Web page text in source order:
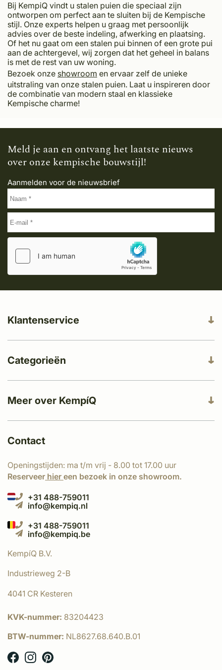
Bij KempiQ vindt u stalen puien die speciaal zijn
ontworpen om perfect aan te sluiten bij de Kempische
stijl. Onze experts helpen u graag met persoonlijk
advies over de beste indeling, afwerking en plaatsing.
Of het nu gaat om een stalen pui binnen of een grote pui
aan de achtergevel, wij zorgen dat het geheel in balans
is met de rest van uw woning.
Bezoek onze showroom en ervaar zelf de unieke
uitstraling van onze stalen puien. Laat u inspireren door
de combinatie van modern staal en klassieke
Kempische charme!
Meld je aan en ontvang het laatste nieuws
over onze kempische bouwstijl!
Aanmelden voor de nieuwsbrief
Meer over KempíQ
Klantenservice
Categorieën
Contact
Openingstijden: ma t/m vrij - 8.00 tot 17.00 uur
Reserveer hier een bezoek in onze showroom.
+31 488-759011
info@kempiq.nl
+31 488-759011
info@kempiq.be
KempíQ B.V.
Industrieweg 2-B
4041 CR Kesteren
KVK-nummer: 83204423
BTW-nummer: NL8627.68.640.B.01